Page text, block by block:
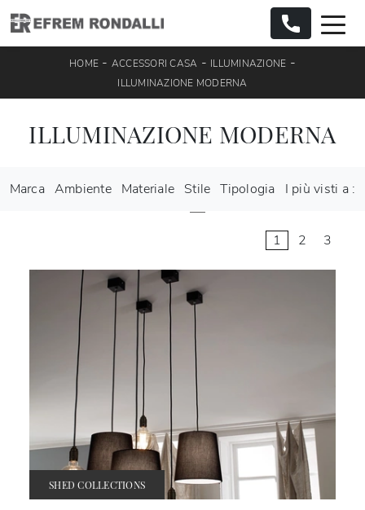
HOME - ACCESSORI CASA - ILLUMINAZIONE -
ILLUMINAZIONE MODERNA
ILLUMINAZIONE MODERNA
Marca Ambiente Materiale Stile Tipologia I più visti a :
1 2 3
SHED COLLECTIONS